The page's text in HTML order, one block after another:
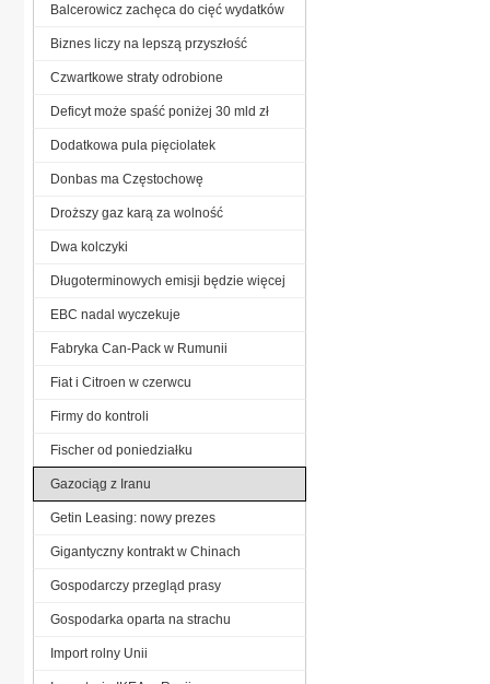
Balcerowicz zachęca do cięć wydatków
Biznes liczy na lepszą przyszłość
Czwartkowe straty odrobione
Deficyt może spaść poniżej 30 mld zł
Dodatkowa pula pięciolatek
Donbas ma Częstochowę
Droższy gaz karą za wolność
Dwa kolczyki
Długoterminowych emisji będzie więcej
EBC nadal wyczekuje
Fabryka Can-Pack w Rumunii
Fiat i Citroen w czerwcu
Firmy do kontroli
Fischer od poniedziałku
Gazociąg z Iranu
Getin Leasing: nowy prezes
Gigantyczny kontrakt w Chinach
Gospodarczy przegląd prasy
Gospodarka oparta na strachu
Import rolny Unii